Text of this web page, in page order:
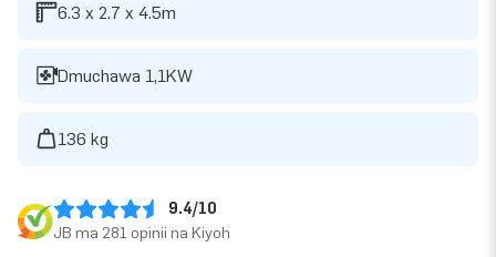
6.3 x 2.7 x 4.5m
Dmuchawa 1,1KW
136 kg
9.4/10
JB ma 281 opinii na Kiyoh